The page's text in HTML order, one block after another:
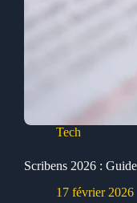
Tech
Scribens 2026 :
17 février 2026